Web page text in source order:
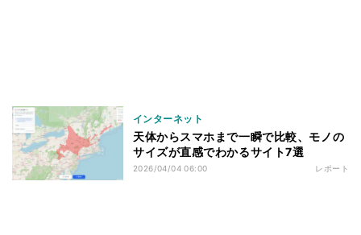
インターネット
天体からスマホまで一瞬で比較、モノの
サイズが直感でわかるサイト7選
2026/04/04 06:00 レポート